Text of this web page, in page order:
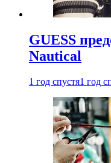
GUESS
Nautical
1 год спустя1 год